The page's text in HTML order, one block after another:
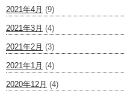
2021年4月 (9)
2021年3月 (4)
2021年2月 (3)
2021年1月 (4)
2020年12月 (4)